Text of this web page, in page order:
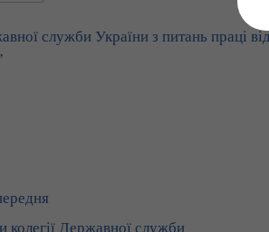
служби України з питань праці
колегії Державної служби